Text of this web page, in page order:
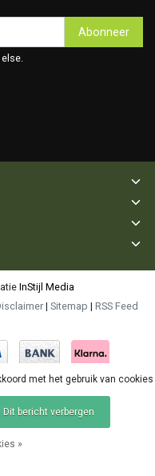
Abonneer
InStijl Media
| Sitemap | RSS Feed
met het gebruik van cookies
Dit bericht verbergen
»